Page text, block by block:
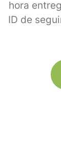
hora
ID de